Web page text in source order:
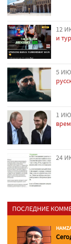
12
и
5
1
24
ПОСЛЕДНИЕ